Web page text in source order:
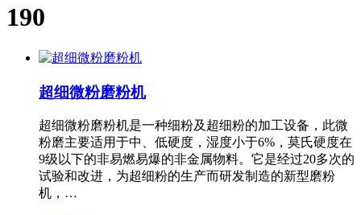
190
超细微粉磨粉机
超细微粉磨粉机是一种细粉及超细粉的加工设备，此微
粉磨主要适用于中、低硬度，湿度小于6%，莫氏硬度在
9级以下的非易燃易爆的非金属物料。它是经过20多次的
试验和改进，为超细粉的生产而研发制造的新型磨粉
机，…